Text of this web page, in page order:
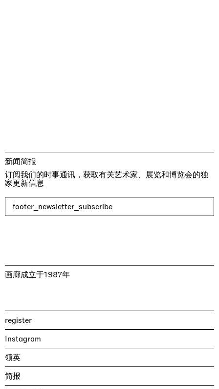
新闻简报
订阅我们的时事通讯，获取有关艺术家、展览和博览会的独
家更新信息
footer_newsletter_subscribe
画廊成立于1987年
register
Instagram
领英
简报